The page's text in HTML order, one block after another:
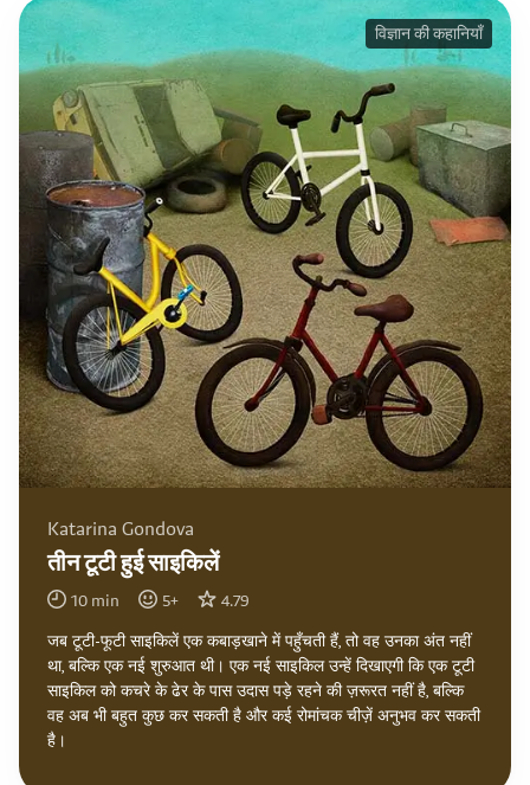
विज्ञान की कहानियाँ
Katarina Gondova
तीन टूटी हुई साइकिलें
10 min 5+ 4.79
जब टूटी-फूटी साइकिलें एक कबाड़खाने में पहुँचती हैं, तो वह उनका अंत नहीं
था, बल्कि एक नई शुरुआत थी। एक नई साइकिल उन्हें दिखाएगी कि एक टूटी
साइकिल को कचरे के ढेर के पास उदास पड़े रहने की ज़रूरत नहीं है, बल्कि
वह अब भी बहुत कुछ कर सकती है और कई रोमांचक चीज़ें अनुभव कर सकती
है।